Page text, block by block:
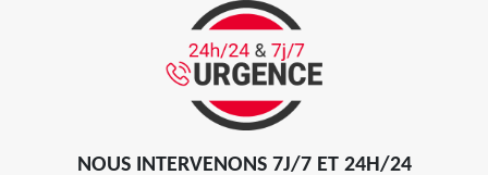
NOUS INTERVENONS 7J/7 ET 24H/24